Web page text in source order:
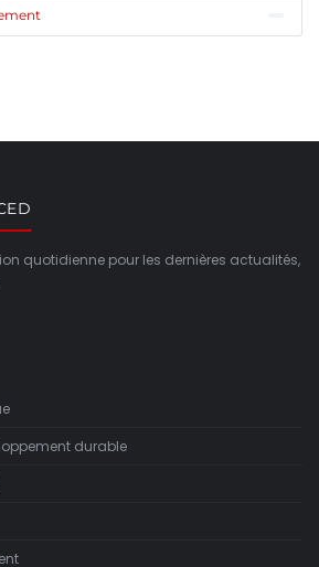
quotidienne pour les dernières actualités,
durable